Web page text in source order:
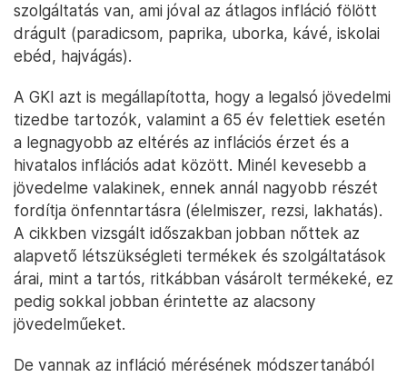
szolgáltatás van, ami jóval az átlagos infláció fölött
drágult (paradicsom, paprika, uborka, kávé, iskolai
ebéd, hajvágás).
A GKI azt is megállapította, hogy a legalsó jövedelmi
tizedbe tartozók, valamint a 65 év felettiek esetén
a legnagyobb az eltérés az inflációs érzet és a
hivatalos inflációs adat között. Minél kevesebb a
jövedelme valakinek, ennek annál nagyobb részét
fordítja önfenntartásra (élelmiszer, rezsi, lakhatás).
A cikkben vizsgált időszakban jobban nőttek az
alapvető létszükségleti termékek és szolgáltatások
árai, mint a tartós, ritkábban vásárolt termékeké, ez
pedig sokkal jobban érintette az alacsony
jövedelműeket.
De vannak az infláció mérésének módszertanából